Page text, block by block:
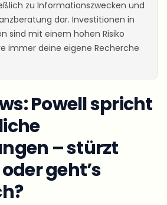
zu Informationszwecken und
dar. Investitionen in
sind mit einem hohen Risiko
immer deine eigene Recherche
Powell spricht
– stürzt
geht’s